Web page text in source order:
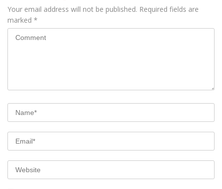
Your email address will not be published. Required fields are
marked *